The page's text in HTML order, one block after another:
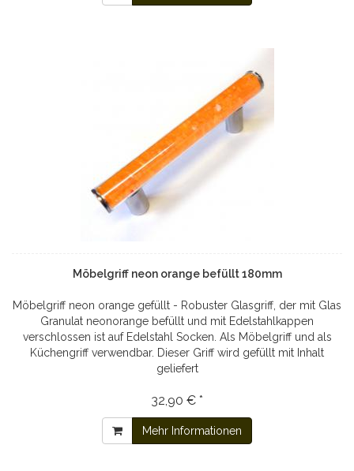
Möbelgriff neon orange befüllt 180mm
Möbelgriff neon orange gefüllt - Robuster Glasgriff, der mit Glas
Granulat neonorange befüllt und mit Edelstahlkappen
verschlossen ist auf Edelstahl Socken. Als Möbelgriff und als
Küchengriff verwendbar. Dieser Griff wird gefüllt mit Inhalt
geliefert
32,90 € *
Mehr Informationen